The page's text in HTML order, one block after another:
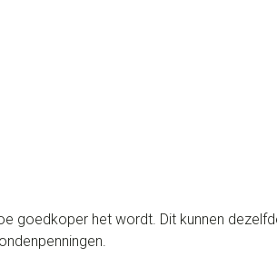
goedkoper het wordt. Dit kunnen